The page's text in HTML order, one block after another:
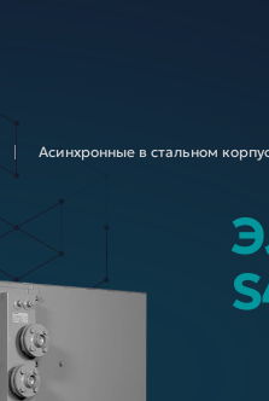
Асинхронные в стальном